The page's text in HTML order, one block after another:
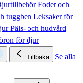
Foder och
tuggben Leksaker för
Päls- och hudvård
för djur
Tillbaka
Se alla